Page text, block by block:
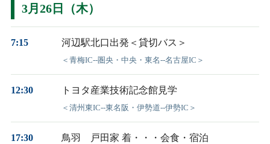
3月26日（木）
7:15 河辺駅北口出発＜貸切バス＞
＜青梅IC--圏央・中央・東名--名古屋IC＞
12:30 トヨタ産業技術記念館見学
＜清州東IC--東名阪・伊勢道--伊勢IC＞
17:30 鳥羽 戸田家 着・・・会食・宿泊